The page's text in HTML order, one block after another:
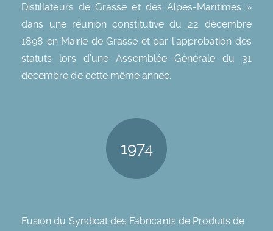
Distillateurs de Grasse et des Alpes-Maritimes »
dans une réunion constitutive du 22 décembre
1898 en Mairie de Grasse et par l’approbation des
statuts lors d’une Assemblée Générale du 31
décembre de cette même année.
1974
Fusion du Syndicat des Fabricants de Produits de